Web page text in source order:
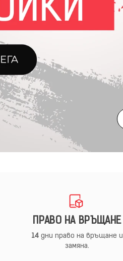
ПРАВО НА ВРЪЩАНЕ
14дни право на връщане и
замяна.